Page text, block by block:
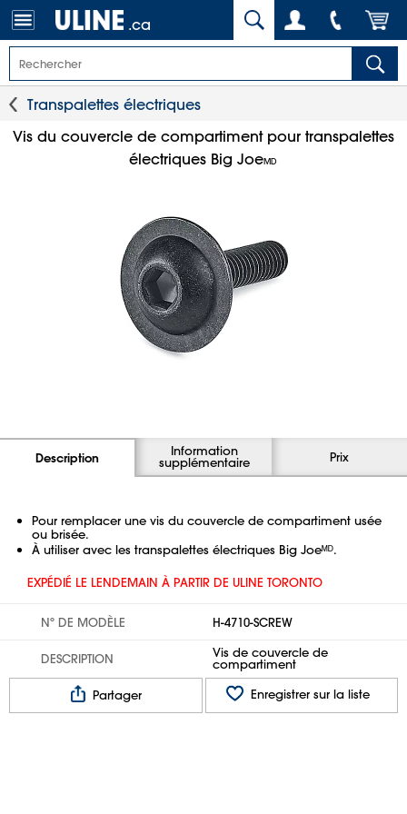
.ca
Transpalettes électriques
Vis du couvercle de compartiment pour transpalettes
électriques Big JoeMD
Description Information
supplémentaire Prix
Pour remplacer une vis du couvercle de compartiment usée
ou brisée.
À utiliser avec les transpalettes électriques Big Joeᴹᴰ.
EXPÉDIÉ LE LENDEMAIN À PARTIR DE ULINE TORONTO
Nº DE MODÈLE H-4710-SCREW
DESCRIPTION Vis de couvercle de
compartiment
Partager
Enregistrer sur la liste